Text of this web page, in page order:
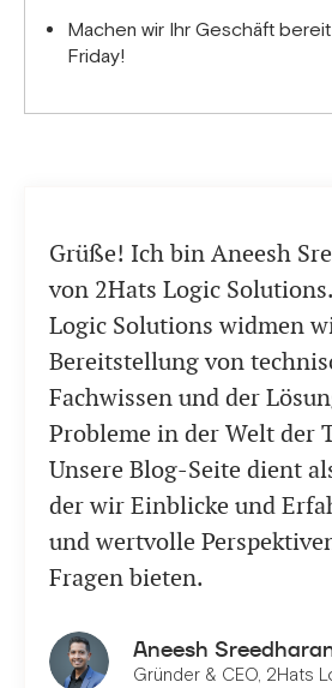
Machen wir Ihr Geschäft
Friday!
Grüße! Ich bin Aneesh
von 2Hats Logic
Logic Solutions widmen
Bereitstellung von
Fachwissen und der
Probleme in der Welt der
Unsere Blog-Seite dient
der wir Einblicke und
und wertvolle
Fragen bieten.
Aneesh
Gründer & CEO, 2Hats